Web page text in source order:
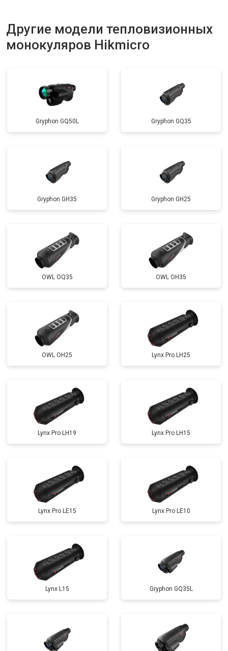
Другие модели тепловизионных
монокуляров Hikmicro
Gryphon GQ50L Gryphon GQ35
Gryphon GH35 Gryphon GH25
OWL OQ35 OWL OH35
OWL OH25 Lynx Pro LH25
Lynx Pro LH19 Lynx Pro LH15
Lynx Pro LE15 Lynx Pro LE10
Lynx L15 Gryphon GQ35L